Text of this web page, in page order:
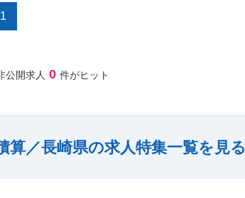
1
公開求人 0 件がヒット
算／長崎県の求人特集一覧を見る